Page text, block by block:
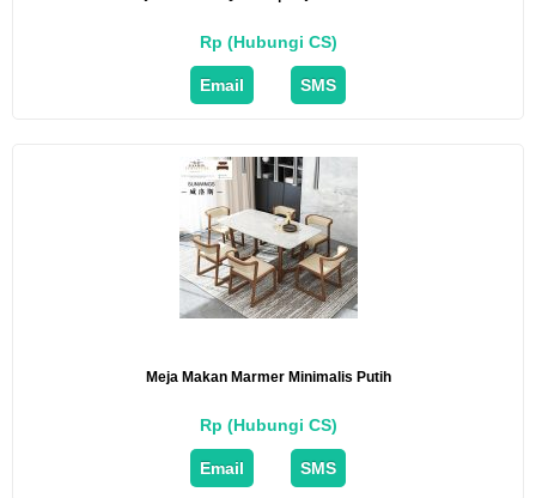
Rp (Hubungi CS)
Email SMS
Meja Makan Marmer Minimalis Putih
Rp (Hubungi CS)
Email SMS